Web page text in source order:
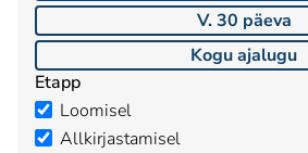
V. 30 päeva
Kogu ajalugu
Etapp
Loomisel
Allkirjastamisel